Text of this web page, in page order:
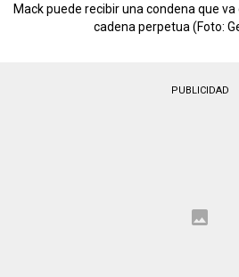
Mack puede recibir una condena que
cadena perpetua (Foto:
PUBLICIDAD